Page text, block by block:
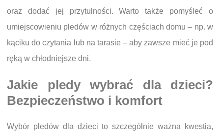
oraz dodać jej przytulności. Warto także pomyśleć o
umiejscowieniu pledów w różnych częściach domu – np. w
kąciku do czytania lub na tarasie – aby zawsze mieć je pod
ręką w chłodniejsze dni.
Jakie pledy wybrać dla dzieci?
Bezpieczeństwo i komfort
Wybór pledów dla dzieci to szczególnie ważna kwestia,